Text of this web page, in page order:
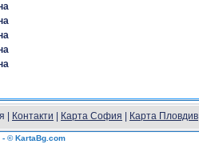
| Контакти | Карта София | Карта Пловдив
© KartaBg.com